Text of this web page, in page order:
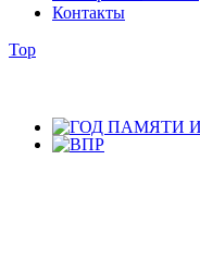
Контакты
Top